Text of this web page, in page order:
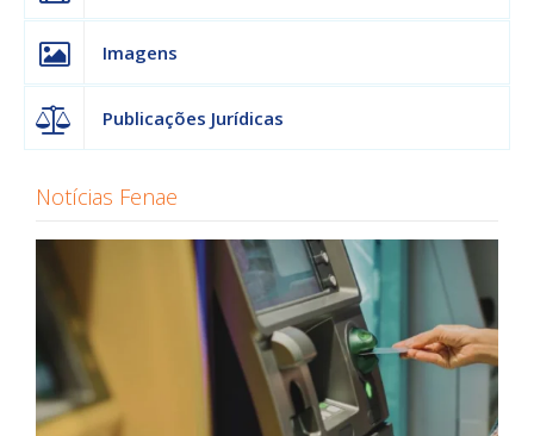
Imagens
Publicações Jurídicas
Notícias Fenae